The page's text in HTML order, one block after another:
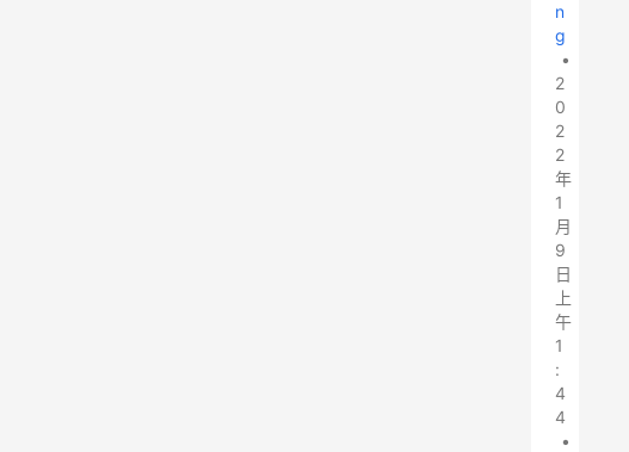
n
g
•
2
0
2
2
年
1
月
9
日
上
午
1
:
4
4
•